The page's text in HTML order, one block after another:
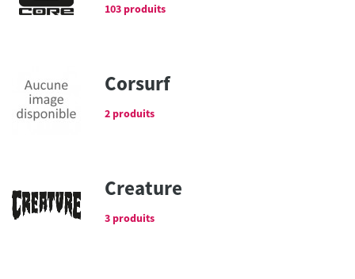
103 produits
Corsurf
2 produits
Creature
3 produits